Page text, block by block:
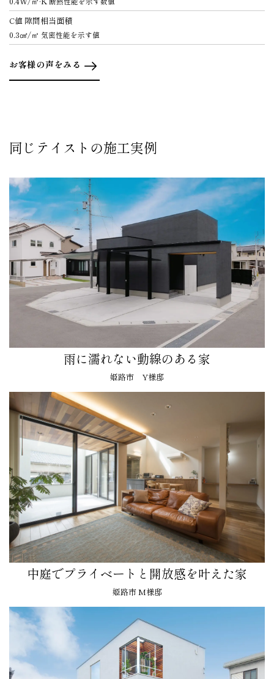
C値 隙間相当面積
0.3㎠/㎡ 気密性能を示す値
お客様の声をみる
同じテイストの施工実例
雨に濡れない動線のある家
姫路市 Y様邸
中庭でプライベートと開放感を叶えた家
姫路市 M様邸